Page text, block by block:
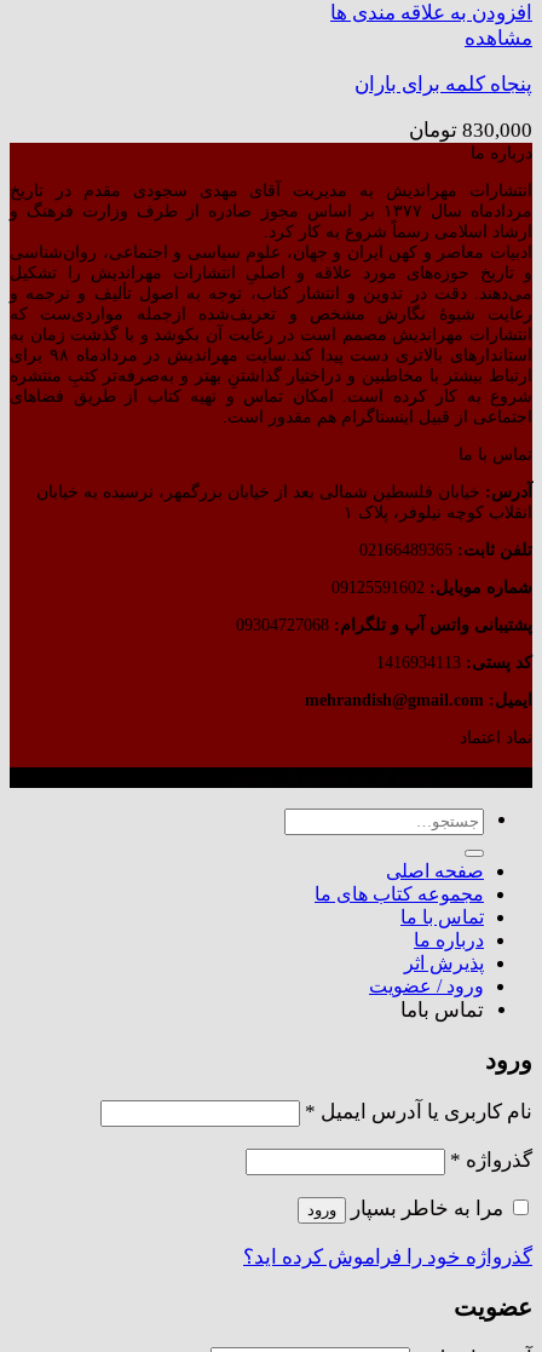
افزودن به علاقه مندی ها
مشاهده
پنجاه کلمه برای باران
830,000 تومان
درباره ما
انتشارات مهراندیش به مدیریت آقای مهدی سجودی مقدم در تاریخ
مردادماه سال ۱۳۷۷ بر اساس مجوز صادره از طرف وزارت فرهنگ و
ارشاد اسلامی رسماً شروع به کار کرد.
ادبیات معاصر و کهن ایران و جهان، علوم سیاسی و اجتماعی، روان‌شناسی
و تاریخ حوزه‌های مورد علاقه و اصلیِ انتشارات مهراندیش را تشکیل
می‌دهند. دقت در تدوین و انتشار کتاب،‌ توجه به اصول تألیف و ترجمه و
رعایت شیوهٔ نگارش مشخص و تعریف‌شده ازجمله مواردی‌ست که
انتشارات مهراندیش مصمم است در رعایت آن بکوشد و با گذشت زمان به
استاندارهای بالاتری دست پیدا کند.سایت مهراندیش در مردادماه ۹۸ برای
ارتباط بیشتر با مخاطبین و دراختیار گذاشتنِ بهتر و به‌صرفه‌تر کتبِ منتشره
شروع به کار کرده است. امکان تماس و تهیه کتاب از طریق فضاهای
اجتماعی از قبیل اینستاگرام هم مقدور است.
تماس با ما
آدرس: خیابان فلسطین شمالی بعد از خیابان بزرگمهر، نرسیده به خیابان
انقلاب کوچه نیلوفر، پلاک ۱
تلفن ثابت:
شماره موبایل:
پشتیبانی واتس آپ و تلگرام:
کد پستی:
ایمیل: mehrandish@gmail.com
نماد اعتماد
جستجو
برای:
صفحه اصلی
مجموعه کتاب های ما
تماس با ما
درباره ما
پذیرش اثر
ورود / عضویت
تماس باما
ورود
نام کاربری یا آدرس ایمیل *
گذرواژه *
مرا به خاطر بسپار ورود
گذرواژه خود را فراموش کرده اید؟
عضویت